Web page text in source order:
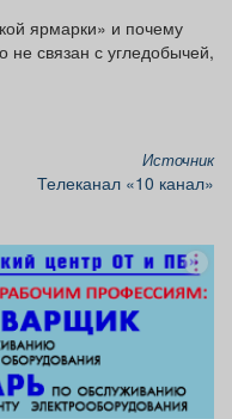
ярмарки» и почему
не связан с угледобычей,
Источник
Телеканал «10 канал»